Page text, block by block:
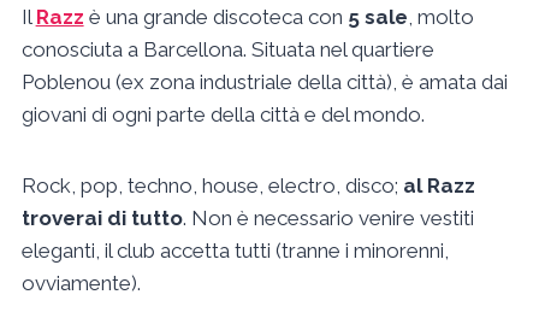
Il Razz è una grande discoteca con 5 sale , molto
conosciuta a Barcellona. Situata nel quartiere
Poblenou (ex zona industriale della città), è amata dai
giovani di ogni parte della città e del mondo.
Rock, pop, techno, house, electro, disco; al Razz
troverai di tutto. Non è necessario venire vestiti
eleganti, il club accetta tutti (tranne i minorenni,
ovviamente).